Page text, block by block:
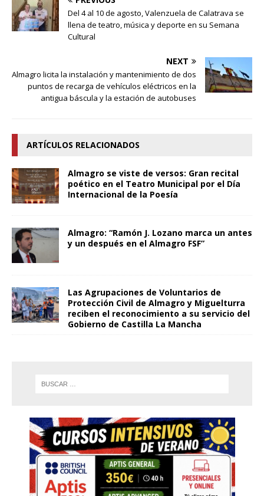
Del 4 al 10 de agosto, Valenzuela de Calatrava se
llena de teatro, música y deporte en su Semana
Cultural
NEXT
Almagro licita la instalación y mantenimiento de dos
puntos de recarga de vehículos eléctricos en la
antigua báscula y la estación de autobuses
ARTÍCULOS RELACIONADOS
Almagro se viste de versos: Gran recital
poético en el Teatro Municipal por el Día
Internacional de la Poesía
Almagro: “Ramón J. Lozano marca un antes
y un después en el Almagro FSF”
Las Agrupaciones de Voluntarios de
Protección Civil de Almagro y Miguelturra
reciben el reconocimiento a su servicio del
Gobierno de Castilla La Mancha